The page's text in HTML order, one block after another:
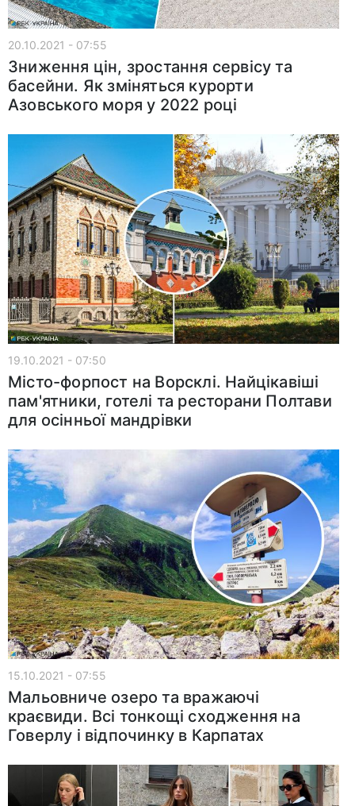
20.10.2021 - 07:55
Зниження цін, зростання сервісу та
басейни. Як зміняться курорти
Азовського моря у 2022 році
19.10.2021 - 07:50
Місто-форпост на Ворсклі. Найцікавіші
пам'ятники, готелі та ресторани Полтави
для осінньої мандрівки
15.10.2021 - 07:55
Мальовниче озеро та вражаючі
краєвиди. Всі тонкощі сходження на
Говерлу і відпочинку в Карпатах